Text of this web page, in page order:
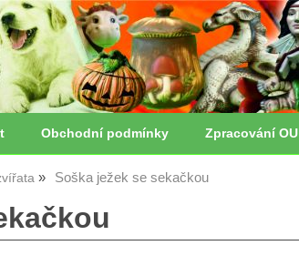
Obchodní podmínky Zpracování OU
Soška ježek se sekačkou